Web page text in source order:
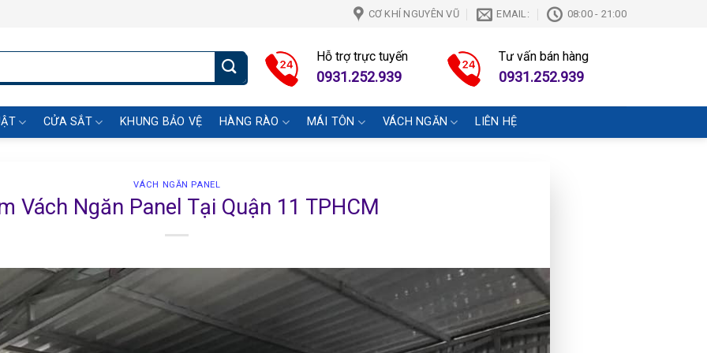
CƠ KHÍ NGUYÊN VŨ EMAIL: 08:00 - 21:00
Hỗ trợ trực tuyến
0931.252.939
Tư vấn bán hàng
0931.252.939
CỬA SẮT KHUNG BẢO VỆ HÀNG RÀO MÁI TÔN VÁCH NGĂN LIÊN HỆ
VÁCH NGĂN PANEL
Vách Ngăn Panel Tại Quận 11 TPHCM